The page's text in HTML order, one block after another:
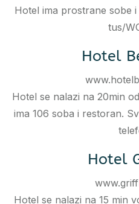
Hotel ima prostrane sobe
tus/
Hotel
Hotel se nalazi na 20min
ima 106 soba i restoran.
Hotel
Hotel se nalazi na 15 min